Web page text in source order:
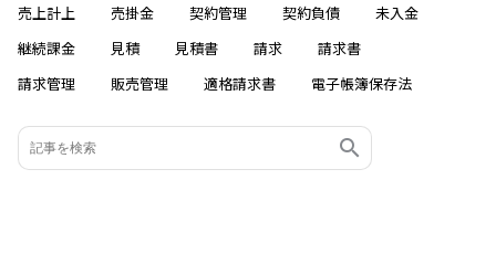
売上計上
売掛金 契約管理 契約負債
未入金
継続課金
見積 見積書 請求
請求書
請求管理
販売管理 適格請求書 電子帳簿保存法